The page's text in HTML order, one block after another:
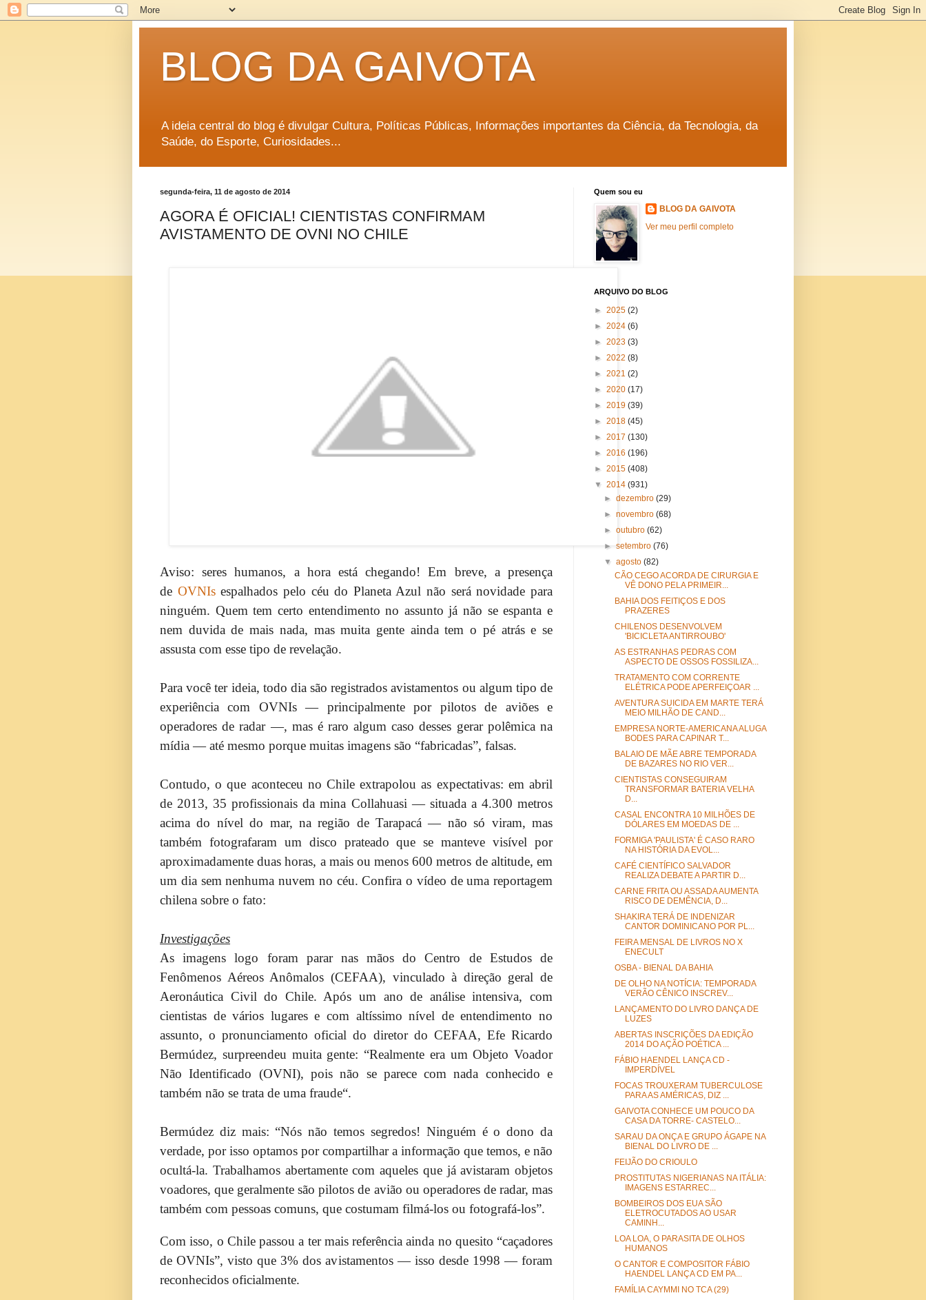
BLOG DA GAIVOTA
A ideia central do blog é divulgar Cultura, Políticas Públicas, Informações importantes da Ciência, da Tecnologia, da
Saúde, do Esporte, Curiosidades...
segunda-feira, 11 de agosto de 2014
AGORA É OFICIAL! CIENTISTAS CONFIRMAM
AVISTAMENTO DE OVNI NO CHILE
Aviso: seres humanos, a hora está chegando! Em breve, a presença
de OVNIsespalhados pelo céu do Planeta Azul não será novidade para
ninguém. Quem tem certo entendimento no assunto já não se espanta e
nem duvida de mais nada, mas muita gente ainda tem o pé atrás e se
assusta com esse tipo de revelação.
Para você ter ideia, todo dia são registrados avistamentos ou algum tipo de
experiência com OVNIs — principalmente por pilotos de aviões e
operadores de radar —, mas é raro algum caso desses gerar polêmica na
mídia — até mesmo porque muitas imagens são “fabricadas”, falsas.
Contudo, o que aconteceu no Chile extrapolou as expectativas: em abril
de 2013, 35 profissionais da mina Collahuasi — situada a 4.300 metros
acima do nível do mar, na região de Tarapacá — não só viram, mas
também fotografaram um disco prateado que se manteve visível por
aproximadamente duas horas, a mais ou menos 600 metros de altitude, em
um dia sem nenhuma nuvem no céu. Confira o vídeo de uma reportagem
chilena sobre o fato:
Investigações
As imagens logo foram parar nas mãos do Centro de Estudos de
Fenômenos Aéreos Anômalos (CEFAA), vinculado à direção geral de
Aeronáutica Civil do Chile. Após um ano de análise intensiva, com
cientistas de vários lugares e com altíssimo nível de entendimento no
assunto, o pronunciamento oficial do diretor do CEFAA, Efe Ricardo
Bermúdez, surpreendeu muita gente: “Realmente era um Objeto Voador
Não Identificado (OVNI), pois não se parece com nada conhecido e
também não se trata de uma fraude“.
Bermúdez diz mais: “Nós não temos segredos! Ninguém é o dono da
verdade, por isso optamos por compartilhar a informação que temos, e não
ocultá-la. Trabalhamos abertamente com aqueles que já avistaram objetos
voadores, que geralmente são pilotos de avião ou operadores de radar, mas
também com pessoas comuns, que costumam filmá-los ou fotografá-los”.
Com isso, o Chile passou a ter mais referência ainda no quesito “caçadores
de OVNIs”, visto que 3% dos avistamentos — isso desde 1998 — foram
reconhecidos oficialmente.
Quem sou eu
BLOG DA GAIVOTA
Ver meu perfil completo
ARQUIVO DO BLOG
► 2025 (2)
► 2024 (6)
► 2023 (3)
► 2022 (8)
► 2021 (2)
► 2020 (17)
► 2019 (39)
► 2018 (45)
► 2017 (130)
► 2016 (196)
► 2015 (408)
▼ 2014 (931)
►dezembro(29)
►novembro(68)
►outubro(62)
►setembro(76)
▼agosto(82)
CÃO CEGO ACORDA DE CIRURGIA E
VÊ DONO PELA PRIMEIR...
BAHIA DOS FEITIÇOS E DOS
PRAZERES
CHILENOS DESENVOLVEM
'BICICLETA ANTIRROUBO'
AS ESTRANHAS PEDRAS COM
ASPECTO DE OSSOS FOSSILIZA...
TRATAMENTO COM CORRENTE
ELÉTRICA PODE APERFEIÇOAR ...
AVENTURA SUICIDA EM MARTE TERÁ
MEIO MILHÃO DE CAND...
EMPRESA NORTE-AMERICANA ALUGA
BODES PARA CAPINAR T...
BALAIO DE MÃE ABRE TEMPORADA
DE BAZARES NO RIO VER...
CIENTISTAS CONSEGUIRAM
TRANSFORMAR BATERIA VELHA
D...
CASAL ENCONTRA 10 MILHÕES DE
DÓLARES EM MOEDAS DE ...
FORMIGA 'PAULISTA' É CASO RARO
NA HISTÓRIA DA EVOL...
CAFÉ CIENTÍFICO SALVADOR
REALIZA DEBATE A PARTIR D...
CARNE FRITA OU ASSADA AUMENTA
RISCO DE DEMÊNCIA, D...
SHAKIRA TERÁ DE INDENIZAR
CANTOR DOMINICANO POR PL...
FEIRA MENSAL DE LIVROS NO X
ENECULT
OSBA - BIENAL DA BAHIA
DE OLHO NA NOTÍCIA: TEMPORADA
VERÃO CÊNICO INSCREV...
LANÇAMENTO DO LIVRO DANÇA DE
LUZES
ABERTAS INSCRIÇÕES DA EDIÇÃO
2014 DO AÇÃO POÉTICA ...
FÁBIO HAENDEL LANÇA CD -
IMPERDÍVEL
FOCAS TROUXERAM TUBERCULOSE
PARA AS AMÉRICAS, DIZ ...
GAIVOTA CONHECE UM POUCO DA
CASA DA TORRE- CASTELO...
SARAU DA ONÇA E GRUPO ÁGAPE NA
BIENAL DO LIVRO DE ...
FEIJÃO DO CRIOULO
PROSTITUTAS NIGERIANAS NA ITÁLIA:
IMAGENS ESTARREC...
BOMBEIROS DOS EUA SÃO
ELETROCUTADOS AO USAR
CAMINH...
LOA LOA, O PARASITA DE OLHOS
HUMANOS
O CANTOR E COMPOSITOR FÁBIO
HAENDEL LANÇA CD EM PA...
FAMÍLIA CAYMMI NO TCA (29)